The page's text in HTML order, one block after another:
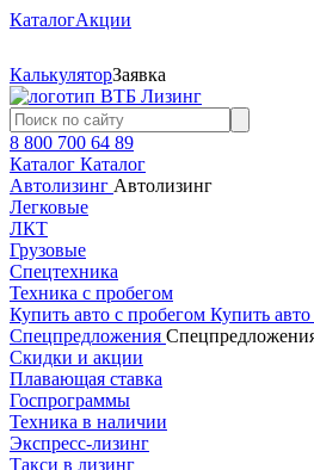
КаталогАкции
КалькуляторЗаявка
8 800 700 64 89
Каталог Каталог
Автолизинг Автолизинг
Легковые
ЛКТ
Грузовые
Спецтехника
Техника с пробегом
Купить авто с пробегом Купить
Спецпредложения
Скидки и акции
Плавающая ставка
Госпрограммы
Техника в наличии
Экспресс-лизинг
Такси в лизинг